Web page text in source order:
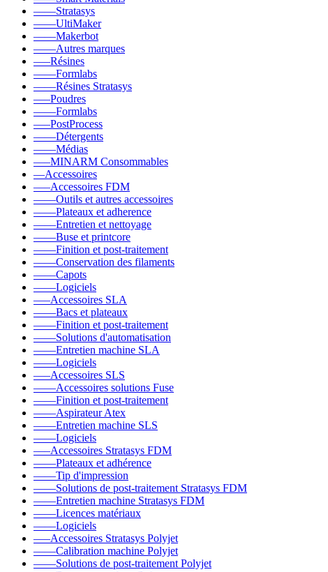
––––Stratasys
––––UltiMaker
––––Makerbot
––––Autres marques
–––Résines
––––Formlabs
––––Résines Stratasys
–––Poudres
––––Formlabs
–––PostProcess
––––Détergents
––––Médias
–––MINARM Consommables
––Accessoires
–––Accessoires FDM
––––Outils et autres accessoires
––––Plateaux et adherence
––––Entretien et nettoyage
––––Buse et printcore
––––Finition et post-traitement
––––Conservation des filaments
––––Capots
––––Logiciels
–––Accessoires SLA
––––Bacs et plateaux
––––Finition et post-traitement
––––Solutions d'automatisation
––––Entretien machine SLA
––––Logiciels
–––Accessoires SLS
––––Accessoires solutions Fuse
––––Finition et post-traitement
––––Aspirateur Atex
––––Entretien machine SLS
––––Logiciels
–––Accessoires Stratasys FDM
––––Plateaux et adhérence
––––Tip d'impression
––––Solutions de post-traitement Stratasys FDM
––––Entretien machine Stratasys FDM
––––Licences matériaux
––––Logiciels
–––Accessoires Stratasys Polyjet
––––Calibration machine Polyjet
––––Solutions de post-traitement Polyjet